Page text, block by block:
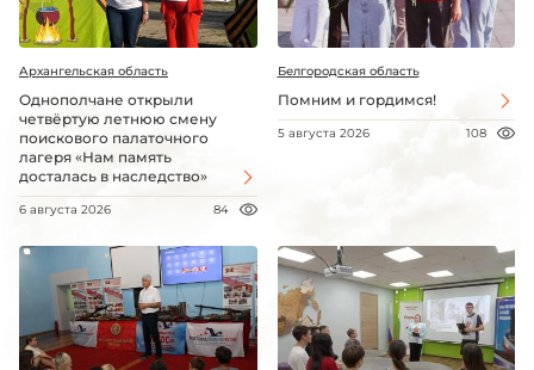
Архангельская область
Однополчане открыли
четвёртую летнюю смену
поискового палаточного
лагеря «Нам память
досталась в наследство»
6 августа 2026 84
Белгородская область
Помним и гордимся!
5 августа 2026 108